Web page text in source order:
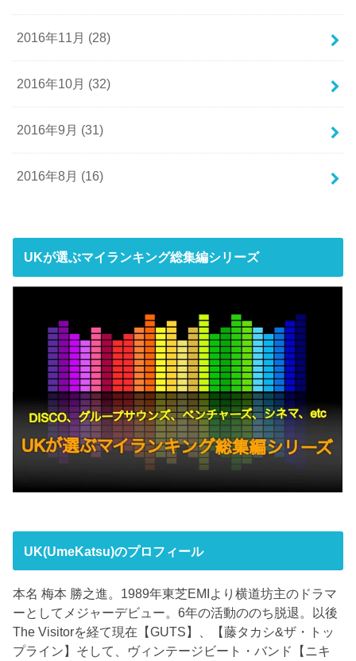
2016年11月 (28)
2016年10月 (32)
2016年9月 (31)
2016年8月 (16)
UKが選ぶマイランキング総集編シリーズ
UK(UmeKatsu)のプロフィール
本名 梅本 勝之進。1989年東芝EMIより横道坊主のドラマ
ーとしてメジャーデビュー。6年の活動ののち脱退。以後
The Visitorを経て現在【GUTS】、【藤タカシ&ザ・トッ
プライン】そして、ヴィンテージビート・バンド【ニキ